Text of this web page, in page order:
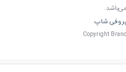
پروفی شاپ
Copyright